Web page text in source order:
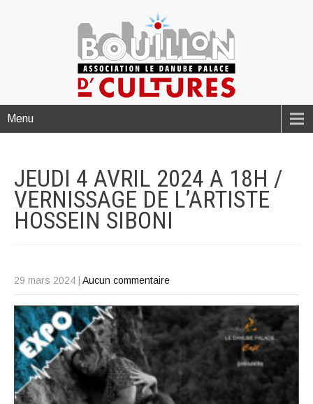
Menu
JEUDI 4 AVRIL 2024 A 18H /
VERNISSAGE DE L’ARTISTE
HOSSEIN SIBONI
29 mars 2024 Aucun commentaire